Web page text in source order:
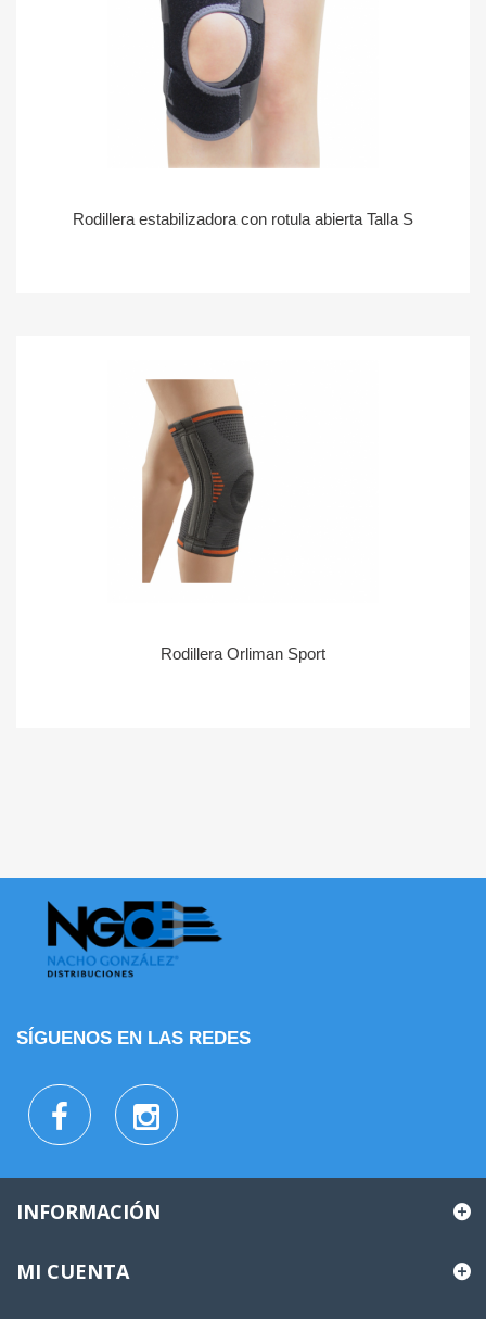
Rodillera estabilizadora con rotula abierta Talla S
Rodillera Orliman Sport
SÍGUENOS EN LAS REDES
INFORMACIÓN
MI CUENTA